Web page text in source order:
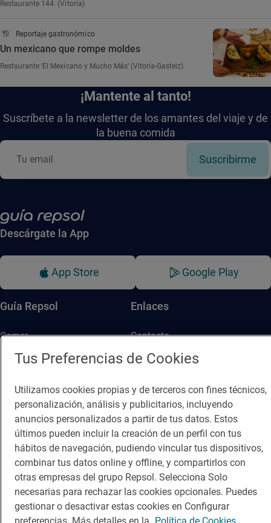
Restaurante 144. (Vitoria)
Reportaje gastronómico
Un mexicano que rompe moldes
Restaurante ‘El Mexicano y Mucho Más’ (Vitoria-Gasteiz)
¡Mantente al tanto!
Suscríbete a la newsletter de los amantes del viaje y de
la buena comida
Suscribirme
Descárgate la App
App Store Google Play
Guía Repsol
Comer
Viajar
Enlaces
Contacto
Sala de prensa
Política de privacidad Política de cookies Nota legal
Condiciones del servicio
© Repsol S.A. 2000
Tus Preferencias de Cookies
Utilizamos cookies propias y de terceros con fines técnicos,
personalización, análisis y publicitarios, incluyendo
anuncios personalizados a partir de tus datos. Estos
últimos pueden incluir la creación de un perfil con tus
hábitos de navegación, pudiendo vincular tus dispositivos,
combinar tus datos online y offline, y compartirlos con
otras empresas del grupo Repsol. Selecciona Solo
necesarias para rechazar las cookies opcionales. Puedes
gestionar o desactivar estas cookies en Configurar